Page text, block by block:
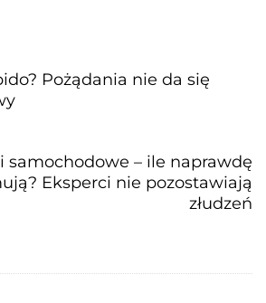
Pożądania nie da się
samochodowe – ile naprawdę
Eksperci nie pozostawiają
złudzeń